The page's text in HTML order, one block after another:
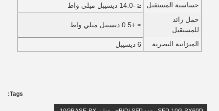
حساسية المستقبل
≤ -14.0 ديسيبل ميلي واط
حمل زائد
للمستقبل
≥ +0.5 ديسيبل ميلي واط
الميزانية البصرية 6 ديسيبل
Tags: